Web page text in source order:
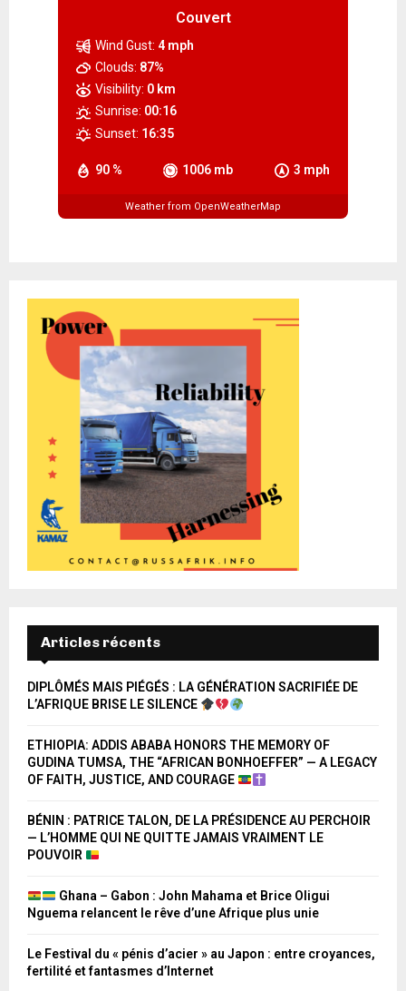
Couvert
90 % 1006 mb 3 mph
Wind Gust: 4 mph
Clouds: 87%
Visibility: 0 km
Sunrise: 00:16
Sunset: 16:35
Weather from OpenWeatherMap
Articles récents
DIPLÔMÉS MAIS PIÉGÉS : LA GÉNÉRATION SACRIFIÉE DE
L’AFRIQUE BRISE LE SILENCE
ETHIOPIA: ADDIS ABABA HONORS THE MEMORY OF
GUDINA TUMSA, THE “AFRICAN BONHOEFFER” — A LEGACY
OF FAITH, JUSTICE, AND COURAGE
BÉNIN : PATRICE TALON, DE LA PRÉSIDENCE AU PERCHOIR
— L’HOMME QUI NE QUITTE JAMAIS VRAIMENT LE
POUVOIR
Ghana – Gabon : John Mahama et Brice Oligui
Nguema relancent le rêve d’une Afrique plus unie
Le Festival du « pénis d’acier » au Japon : entre croyances,
fertilité et fantasmes d’Internet